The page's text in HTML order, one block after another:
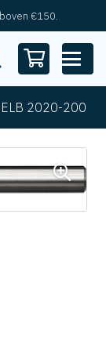
€150.
2020-200